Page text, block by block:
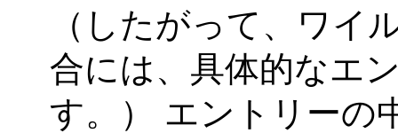
（したがって、ワイ
合には、具体的なエ
す。） エントリーの